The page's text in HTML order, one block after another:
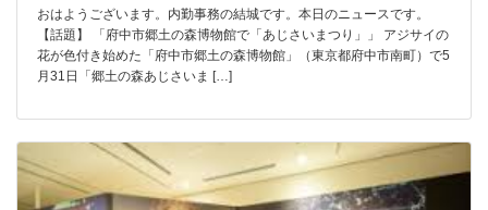
おはようございます。内勤事務の結城です。本日のニュースです。
【話題】 「府中市郷土の森博物館で「あじさいまつり」」 アジサイの
花が色付き始めた「府中市郷土の森博物館」（東京都府中市南町）で5
月31日「郷土の森あじさいま […]